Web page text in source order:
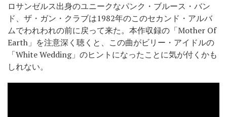
ロサンゼルス出身のユニークなパンク・ブルース・バン
ド、ザ・ガン・クラブは1982年のこのセカンド・アルバ
ムでわれわれの前に戻って来た。本作収録の「Mother Of
Earth」を注意深く聴くと、この曲がビリー・アイドルの
「White Wedding」のヒントになったことに気が付くかも
しれない。